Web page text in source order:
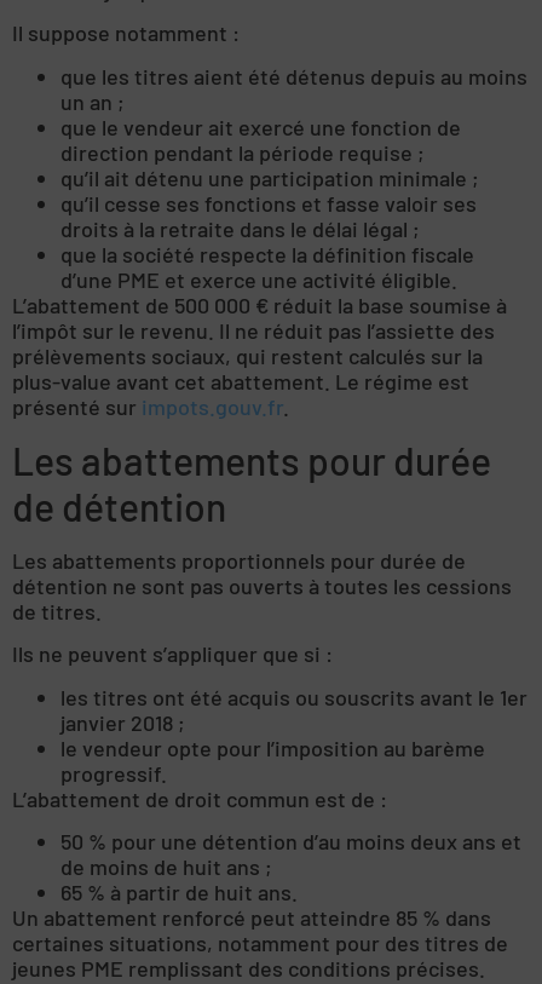
Il suppose notamment :
que les titres aient été détenus depuis au moins
un an ;
que le vendeur ait exercé une fonction de
direction pendant la période requise ;
qu’il ait détenu une participation minimale ;
qu’il cesse ses fonctions et fasse valoir ses
droits à la retraite dans le délai légal ;
que la société respecte la définition fiscale
d’une PME et exerce une activité éligible.
L’abattement de 500 000 € réduit la base soumise à
l’impôt sur le revenu. Il ne réduit pas l’assiette des
prélèvements sociaux, qui restent calculés sur la
plus-value avant cet abattement. Le régime est
présenté sur impots.gouv.fr
Les abattements pour durée
de détention
Les abattements proportionnels pour durée de
détention ne sont pas ouverts à toutes les cessions
de titres.
Ils ne peuvent s’appliquer que si :
les titres ont été acquis ou souscrits avant le 1er
janvier 2018 ;
le vendeur opte pour l’imposition au barème
progressif.
L’abattement de droit commun est de :
50 % pour une détention d’au moins deux ans et
de moins de huit ans ;
65 % à partir de huit ans.
Un abattement renforcé peut atteindre 85 % dans
certaines situations, notamment pour des titres de
jeunes PME remplissant des conditions précises.